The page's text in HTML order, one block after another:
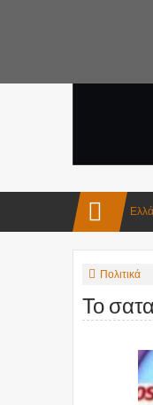
Πολιτικά
Το